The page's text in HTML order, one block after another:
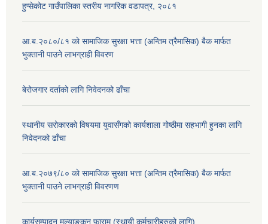
हुप्सेकोट गाउँपालिका स्तरीय नागरिक वडापत्र, २०८१
आ.ब.२०८०/८१ काे सामाजिक सुरक्षा भत्ता (अन्तिम त्रैमासिक) बैक मार्फत
भुक्तानी पाउने लाभग्राही विवरण
बेरोजगार दर्ताको लागि निवेदनको ढाँचा
स्थानीय सरोकारको विषयमा युवासँगको कार्यशाला गोष्ठीमा सहभागी हुनका लागि
निवेदनको ढाँचा
आ.ब.२०७९/८० काे सामाजिक सुरक्षा भत्ता (अन्तिम त्रैमासिक) बैक मार्फत
भुक्तानी पाउने लाभग्राही विवरणण
कार्यसम्पादन मूल्याङ्कन फाराम (स्थायी कर्मचारीहरुको लागि)